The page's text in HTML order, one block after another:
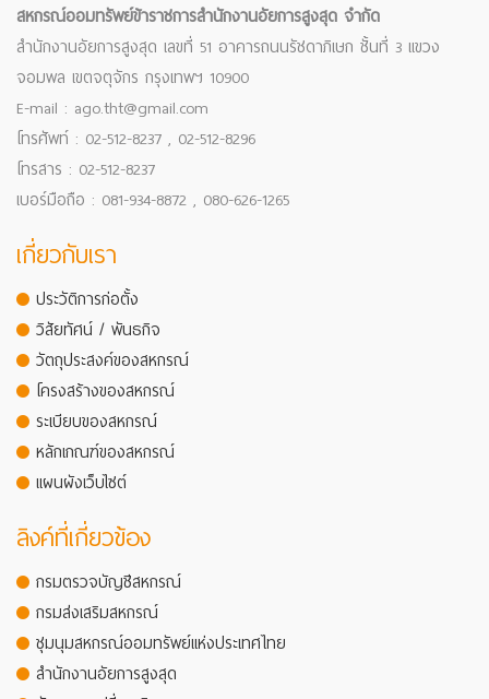
สหกรณ์ออมทรัพย์ข้าราชการสำนักงานอัยการสูงสุด จำกัด
สำนักงานอัยการสูงสุด เลขที่ 51 อาคารถนนรัชดาภิเษก ชั้นที่ 3 แขวง
จอมพล เขตจตุจักร กรุงเทพฯ 10900
E-mail : ago.tht@gmail.com
โทรศัพท์ : 02-512-8237 , 02-512-8296
โทรสาร : 02-512-8237
เบอร์มือถือ : 081-934-8872 , 080-626-1265
เกี่ยวกับเรา
ประวัติการก่อตั้ง
วิสัยทัศน์ / พันธกิจ
วัตถุประสงค์ของสหกรณ์
โครงสร้างของสหกรณ์
ระเบียบของสหกรณ์
หลักเกณฑ์ของสหกรณ์
แผนผังเว็บไซต์
ลิงค์ที่เกี่ยวข้อง
กรมตรวจบัญชีสหกรณ์
กรมส่งเสริมสหกรณ์
ชุมนุมสหกรณ์ออมทรัพย์แห่งประเทศไทย
สำนักงานอัยการสูงสุด